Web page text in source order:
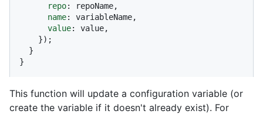
repo: repoName,
name: variableName,
value: value,
}
This function will update a configuration variable (or
create the variable if it doesn't already exist). For